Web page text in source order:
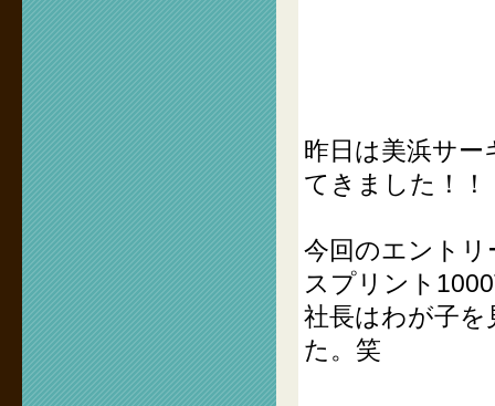
昨日は美浜サー
てきました！！
今回のエントリ
スプリント
社長はわが子
た。笑